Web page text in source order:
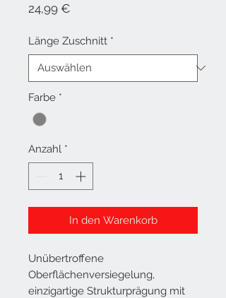
24,99 €
Länge Zuschnitt *
Farbe *
Anzahl *
In den Warenkorb
Unübertroffene
Oberflächenversiegelung,
einzigartige Strukturprägung mit